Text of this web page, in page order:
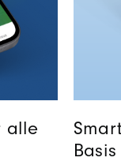
alle
Basis